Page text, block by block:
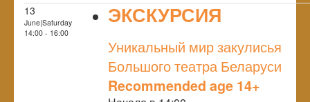
13
June|Saturday
14:00 - 16:00
ЭКСКУРСИЯ
Уникальный мир закулисья
Большого театра Беларуси
Recommended age 14+